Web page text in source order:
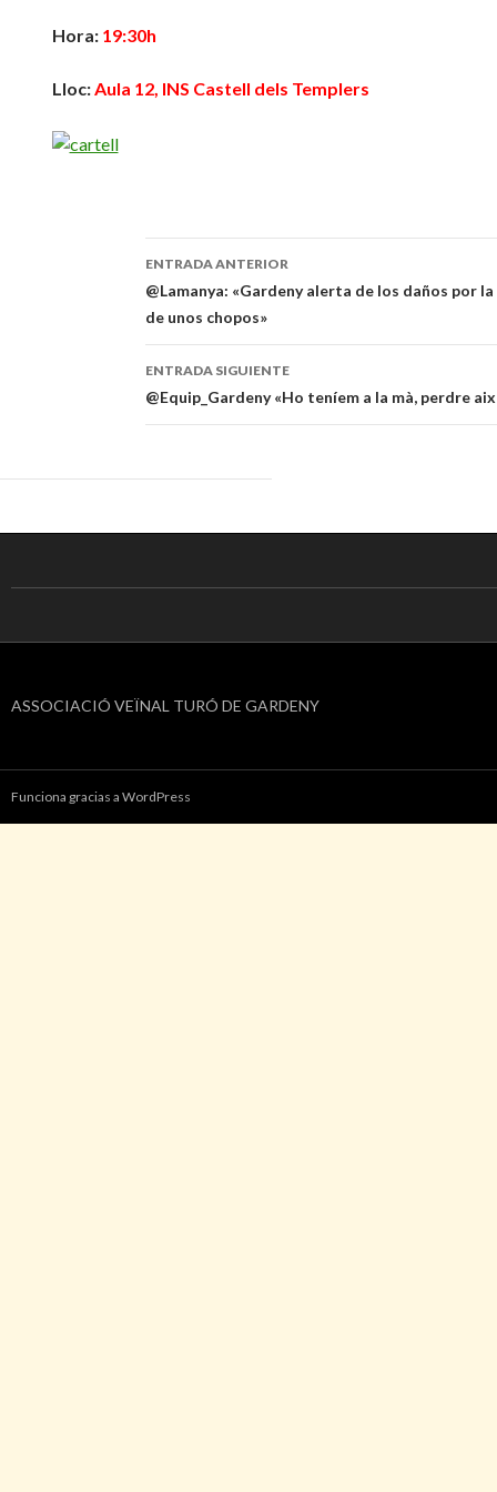
Hora: 19:30h
Lloc: Aula 12, INS Castell dels Templers
Navegación
de
entradas
ENTRADA ANTERIOR
@Lamanya: «Gardeny alerta de los daños por
de unos chopos»
ENTRADA SIGUIENTE
@Equip_Gardeny «Ho teníem a la mà, perdre
ASSOCIACIÓ VEÏNAL TURÓ DE GARDENY
Funciona gracias a WordPress